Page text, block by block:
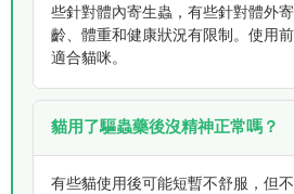
些針對體內寄生蟲，有些針對體外
齡、體重和健康狀況有限制。使用
適合貓咪。
貓用了驅蟲藥後沒精神正常嗎？
有些貓使用後可能短暫不舒服，但